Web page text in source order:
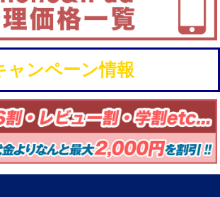
ャンペーン情報